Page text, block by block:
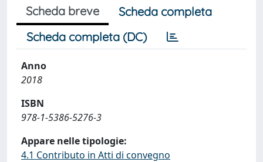
Scheda breve
Scheda completa
Scheda completa (DC)
Anno
2018
ISBN
978-1-5386-5276-3
Appare nelle tipologie:
4.1 Contributo in Atti di convegno